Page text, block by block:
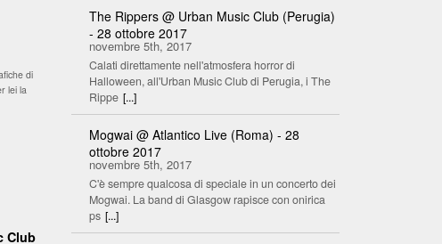
di
lei la
Club
The Rippers @ Urban Music Club (Perugia)
- 28 ottobre 2017
novembre 5th, 2017
Calati direttamente nell'atmosfera horror di
Halloween, all'Urban Music Club di Perugia, i The
Rippe [...]
Mogwai @ Atlantico Live (Roma) - 28
ottobre 2017
novembre 5th, 2017
C'è sempre qualcosa di speciale in un concerto dei
Mogwai. La band di Glasgow rapisce con onirica
ps [...]